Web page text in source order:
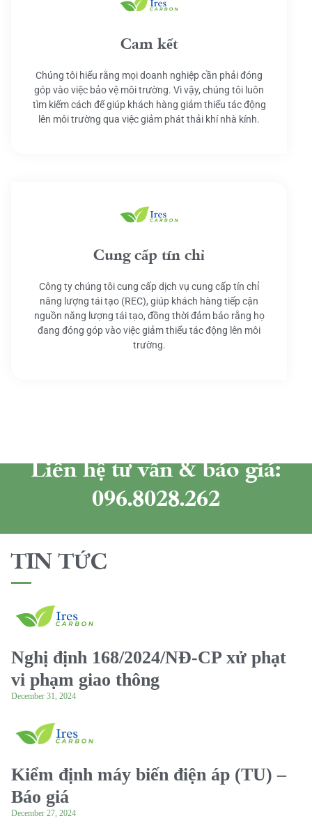
Cam kết
Chúng tôi hiểu rằng mọi doanh nghiệp cần phải đóng
góp vào việc bảo vệ môi trường. Vì vậy, chúng tôi luôn
tìm kiếm cách để giúp khách hàng giảm thiểu tác động
lên môi trường qua việc giảm phát thải khí nhà kính.
Cung cấp tín chỉ
Công ty chúng tôi cung cấp dịch vụ cung cấp tín chỉ
năng lượng tái tạo (REC), giúp khách hàng tiếp cận
nguồn năng lượng tái tạo, đồng thời đảm bảo rằng họ
đang đóng góp vào việc giảm thiểu tác động lên môi
trường.
Liên hệ tư vấn & báo giá:
096.8028.262
TIN TỨC
Nghị định 168/2024/NĐ-CP xử phạt
vi phạm giao thông
December 31, 2024
Kiểm định máy biến điện áp (TU) –
Báo giá
December 27, 2024